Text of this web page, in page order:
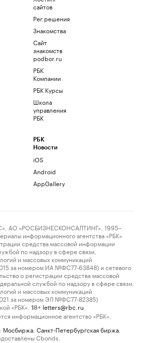
сайтов
Рег.решения
Знакомства
Сайт
знакомств
podbor.ru
РБК
Компании
РБК Курсы
Школа
управления
РБК
РБК
Новости
iOS
Android
AppGallery
АО «РОСБИЗНЕСКОНСАЛТИНГ», 1995–
информационного агентства «РБК»
средства массовой информации
по надзору в сфере связи,
и массовых коммуникаций
за номером ИА №ФС77-63848) и сетевого
о регистрации средства массовой
службой по надзору в сфере связи,
и массовых коммуникаций
за номером ЭЛ №ФС77-82385)
«РБК».
18+ letters@rbc.ru
информационное агентство «РБК».
Мосбиржа Санкт-Петербургская биржа
Cbonds.